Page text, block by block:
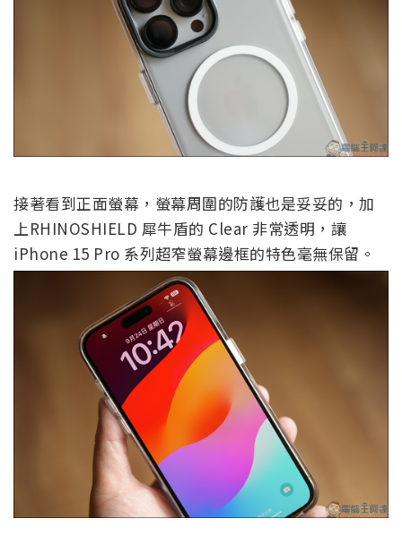
接著看到正面螢幕，螢幕周圍的防護也是妥妥的，加
上RHINOSHIELD 犀牛盾的 Clear 非常透明，讓
iPhone 15 Pro 系列超窄螢幕邊框的特色毫無保留。